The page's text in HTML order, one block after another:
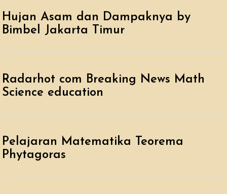
Hujan Asam dan Dampaknya by
Bimbel Jakarta Timur
Radarhot com Breaking News Math
Science education
Pelajaran Matematika Teorema
Phytagoras